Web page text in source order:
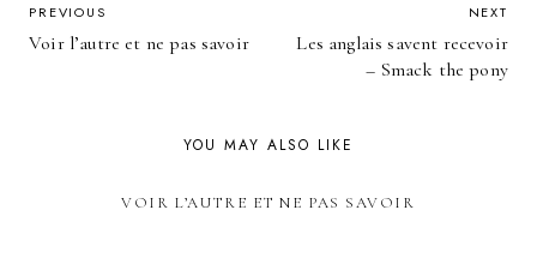
POST
PREVIOUS
Voir l’autre et ne pas savoir
NEXT
Les anglais savent recevoir
– Smack the pony
YOU MAY ALSO LIKE
VOIR L’AUTRE ET NE PAS SAVOIR